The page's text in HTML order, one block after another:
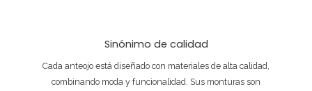
Sinónimo de calidad
Cada anteojo está diseñado con materiales de alta calidad,
combinando moda y funcionalidad. Sus monturas son